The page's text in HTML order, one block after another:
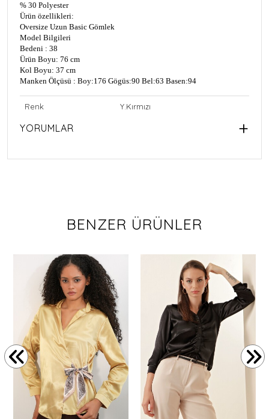
% 30 Polyester
Ürün özellikleri:
Oversize Uzun Basic Gömlek
Model Bilgileri
Bedeni : 38
Ürün Boyu: 76 cm
Kol Boyu: 37 cm
Manken Ölçüsü : Boy:176 Gögüs:90 Bel:63 Basen:94
Renk Y.Kırmızı
YORUMLAR
BENZER ÜRÜNLER